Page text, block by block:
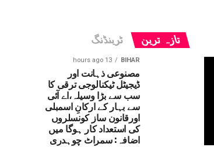
تازہ ترین ٹرینڈنگ
BIHAR
13 hours ago
مصنوعی ذہانت اور
ڈیجیٹل ٹیکنالوجی ترقی کا
سب سے بڑا وسیلہ،اے آئی
سے بہار کے ارکانِ اسمبلی
اورقانون ساز کونسلروں
کی استعداد کار ہوگا میں
اضافہ: سمراٹ چوہدری